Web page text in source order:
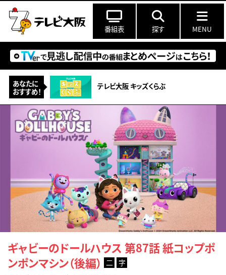
番組表 探す MENU
あなたに
おすすめ！
テレビ大阪 キッズくらぶ
ギャビーのドールハウス 第87話 紙コップポ
ンポンマシン（後編） 二 字